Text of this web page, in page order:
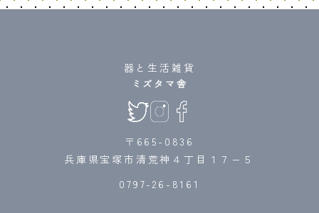
器と生活雑貨
ミズタマ舎
〒665-0836
兵庫県宝塚市清荒神４丁目１７−５
0797-26-8161